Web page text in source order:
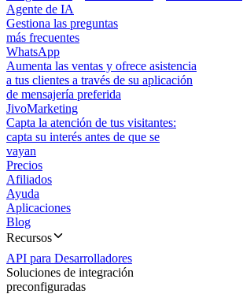
Agente de IA
Gestiona las preguntas
más frecuentes
WhatsApp
Aumenta las ventas y ofrece asistencia
a tus clientes a través de su aplicación
de mensajería preferida
JivoMarketing
Capta la atención de tus visitantes:
capta su interés antes de que se
vayan
Precios
Afiliados
Ayuda
Aplicaciones
Blog
Recursos
API para Desarrolladores
Soluciones de integración
preconfiguradas